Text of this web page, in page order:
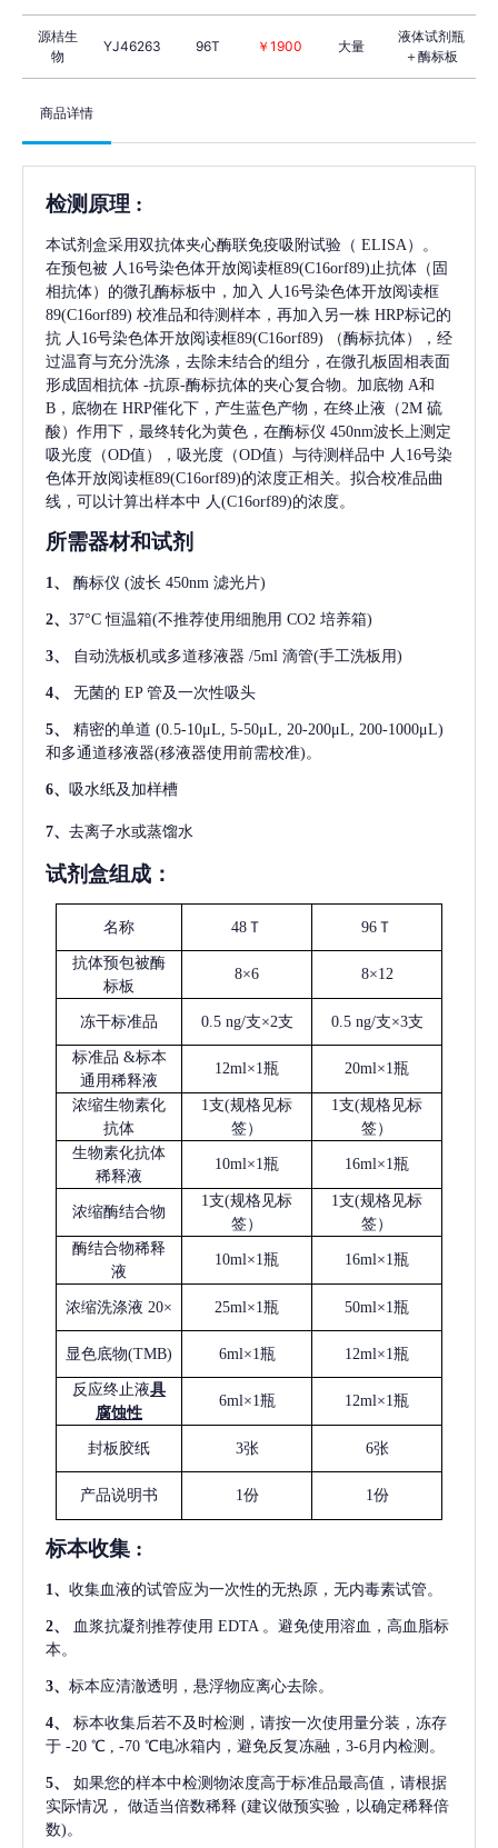
源桔生
物
YJ46263 96T ￥1900 大量
液体试剂瓶
＋酶标板
商品详情
检测原理 :
本试剂盒采用双抗体夹心酶联免疫吸附试验（ ELISA）。
在预包被 人16号染色体开放阅读框89(C16orf89) 止抗体（固
相抗体）的微孔酶标板中，加入
人16号染色体开放阅读框
89(C16orf89) 校准品和待测样本，再加入另一株 HRP标记的
抗 人16号染色体开放阅读框89(C16orf89)
（酶标抗体），经
过温育与充分洗涤，去除未结合的组分，在微孔板固相表面
形成固相抗体 -抗原-酶标抗体的夹心复合物。加底物 A和
B，底物在 HRP催化下，产生蓝色产物，在终止液（2M 硫
酸）作用下，最终转化为黄色，在酶标仪 450nm波长上测定
吸光度（OD值），吸光度（OD值）与待测样品中 人16号染
色体开放阅读框89(C16orf89)的浓度正相关。拟合校准品曲
线，可以计算出样本中 人(C16orf89)的浓度。
所需器材和试剂
1、 酶标仪 (波长 450nm 滤光片)
2、 37°C 恒温箱(不推荐使用细胞用 CO2 培养箱)
3、 自动洗板机或多道移液器 /5ml 滴管(手工洗板用)
4、 无菌的 EP 管及一次性吸头
5、 精密的单道 (0.5-10μL, 5-50μL, 20-200μL, 200-1000μL)
和多通道移液器(移液器使用前需校准)。
6、 吸水纸及加样槽
7、 去离子水或蒸馏水
试剂盒组成：
名称 48Ｔ 96Ｔ
抗体预包被酶
标板
8×6 8×12
冻干标准品 0.5 ng/支×2支 0.5 ng/支×3支
标准品 &标本
通用稀释液
12ml×1瓶 20ml×1瓶
浓缩生物素化
抗体
1支(规格见标
签）
1支(规格见标
签）
生物素化抗体
稀释液
10ml×1瓶 16ml×1瓶
浓缩酶结合物
1支(规格见标
签）
1支(规格见标
签）
酶结合物稀释
液
10ml×1瓶 16ml×1瓶
浓缩洗涤液 20× 25ml×1瓶 50ml×1瓶
显色底物(TMB) 6ml×1瓶 12ml×1瓶
反应终止液具
腐蚀性
6ml×1瓶 12ml×1瓶
封板胶纸 3张 6张
产品说明书 1份 1份
标本收集 :
1 、 收集血液的试管应为一次性的无热原，无内毒素试管。
2、 血浆抗凝剂推荐使用 EDTA 。避免使用溶血，高血脂标
本。
3、 标本应清澈透明，悬浮物应离心去除。
4、
标本收集后若不及时检测，请按一次使用量分装，冻存
于 -20 ℃ , -70 ℃电冰箱内，避免反复冻融，3-6月内检测。
5、
如果您的样本中检测物浓度高于标准品最高值，请根据
实际情况，
做适当倍数稀释 (建议做预实验，以确定稀释倍
数)。